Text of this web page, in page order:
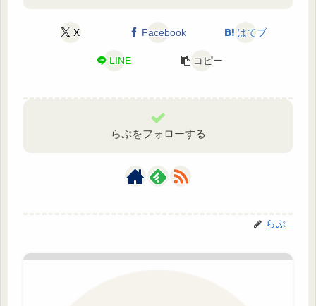
X Facebook はてブ
LINE コピー
らぷをフォローする
らぷ